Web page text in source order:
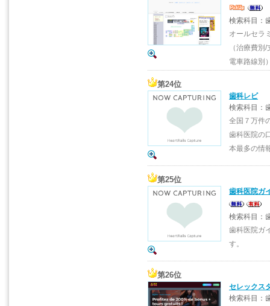
検索科目：
オールセラ
（治療費
電車路線別
第24位
歯科レビ
検索科目：
全国７万件
歯科医院の
本最多の情
第25位
歯科医院ガ
検索科目：
歯科医院ガ
す。
第26位
セレックス
検索科目：